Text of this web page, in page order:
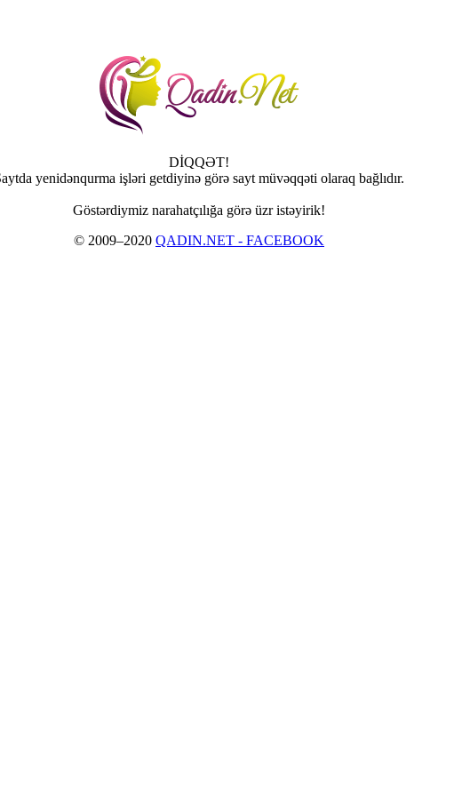
DİQQƏT!
yenidənqurma işləri getdiyinə görə sayt müvəqqəti olaraq bağlıdır.
Göstərdiymiz narahatçılığa görə üzr istəyirik!
© 2009–2020 QADIN.NET - FACEBOOK